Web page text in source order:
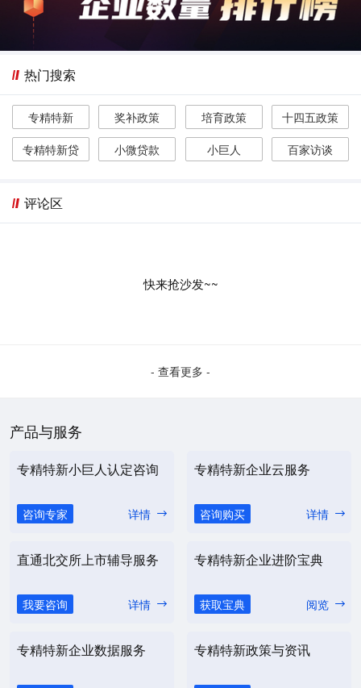
热门搜索
专精特新 奖补政策 培育政策
十四五政策
专精特新贷
小微贷款 小巨人 百家访谈
评论区
快来抢沙发~~
- 查看更多 -
产品与服务
专精特新小巨人认定咨询
咨询专家 详情
专精特新企业云服务
咨询购买 详情
直通北交所上市辅导服务
我要咨询 详情
专精特新企业进阶宝典
获取宝典 阅览
专精特新企业数据服务 专精特新政策与资讯